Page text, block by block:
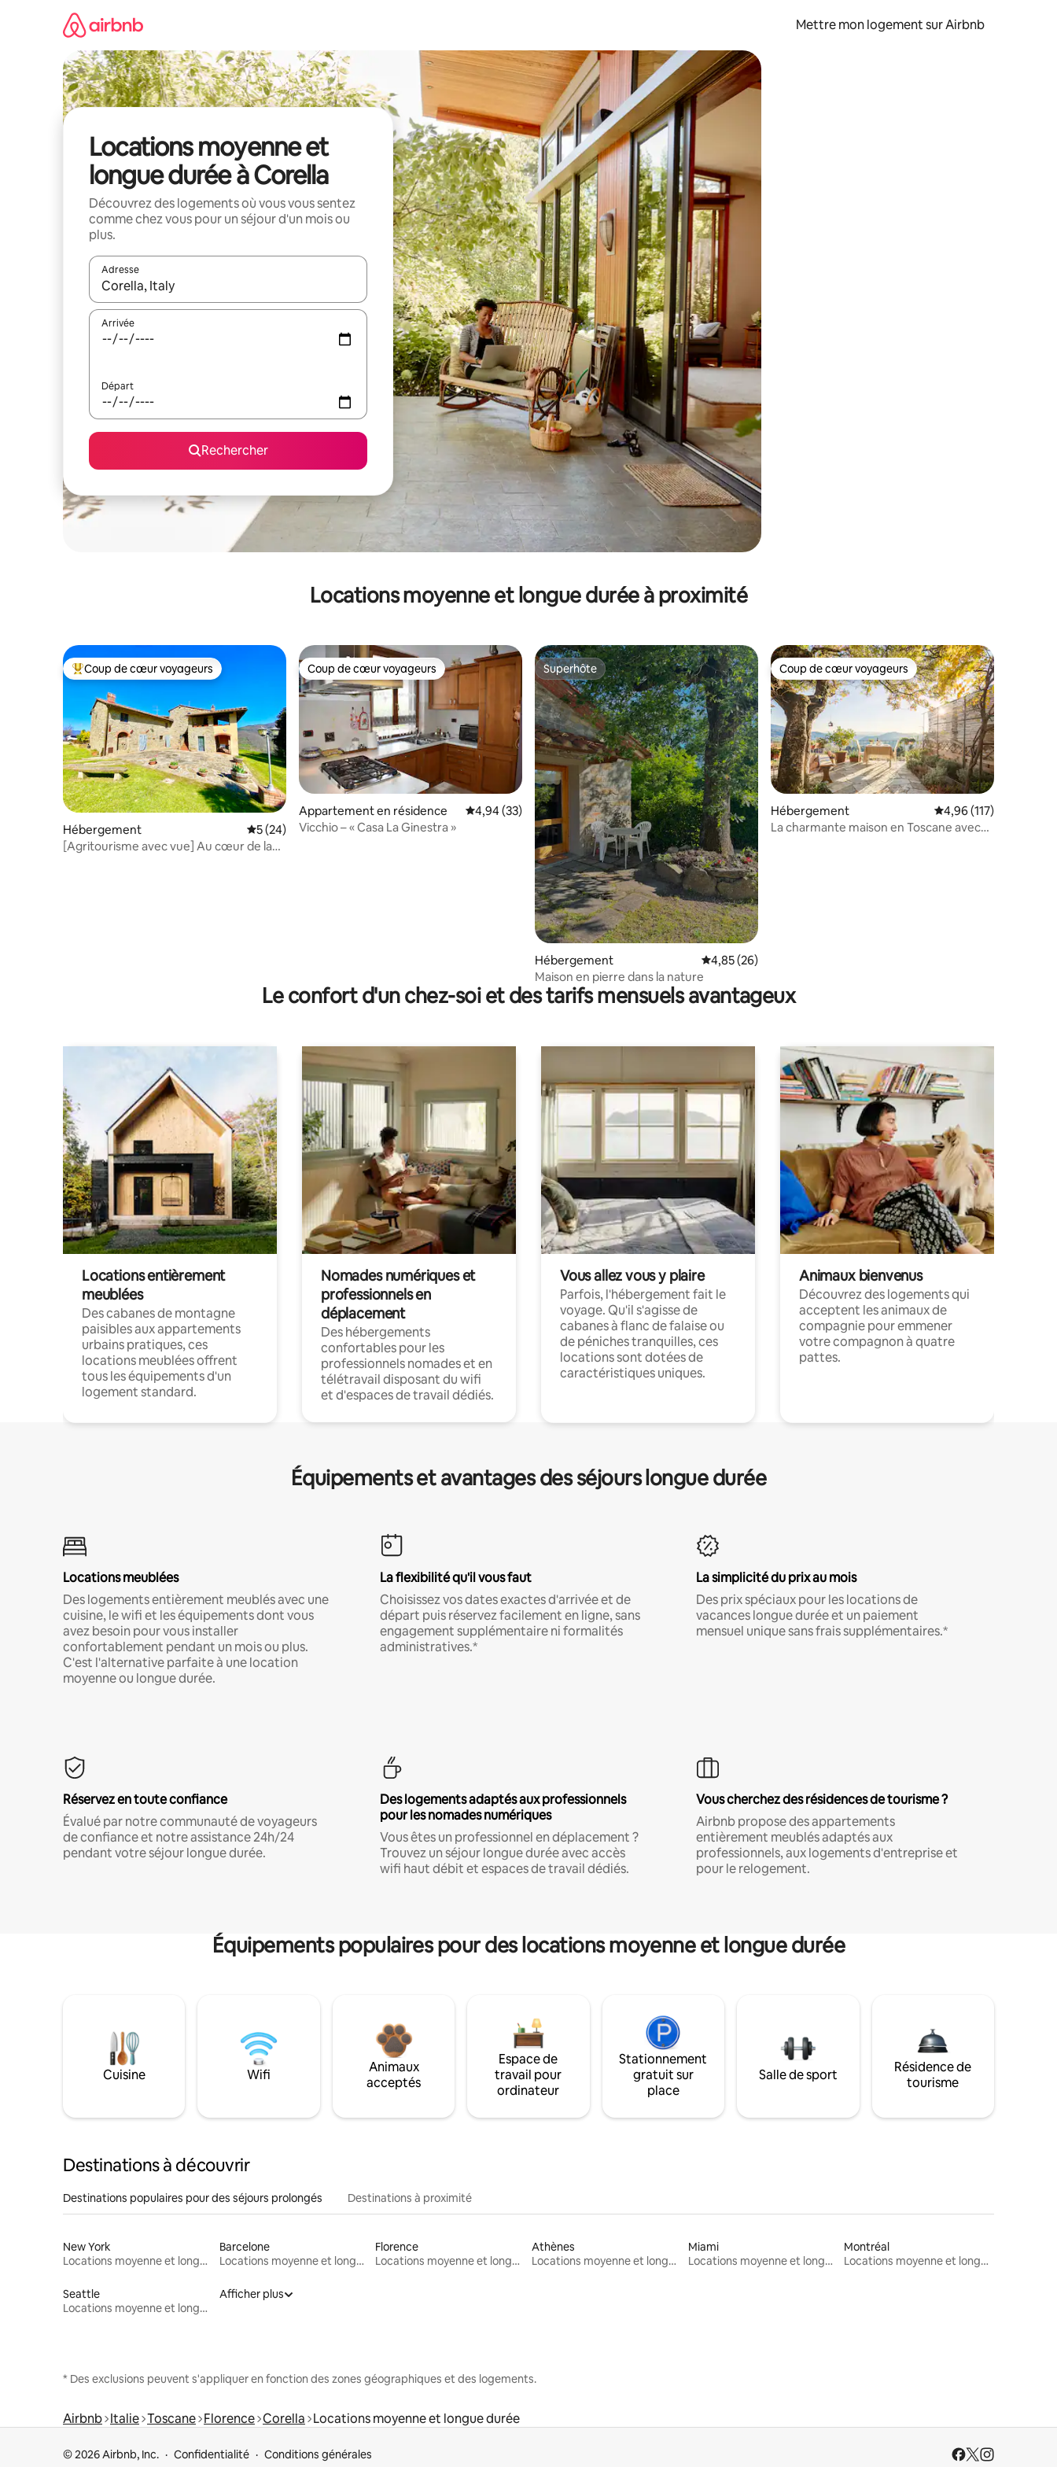
Mettre mon logement sur Airbnb
Locations moyenne et
longue durée à Corella
Découvrez des logements où vous vous sentez
comme chez vous pour un séjour d'un mois ou
plus.
Adresse
Lorsque les résultats s'affichent, utilisez les flèches vers le haut et vers le bas pour les parcourir ou en appuyant et en faisant glisser.
Arrivée
Départ
Rechercher
Locations moyenne et longue durée à proximité
Coups de cœur voyageurs les plus appréciés
Coup de cœur voyageurs
Hébergement Évaluation moyenne sur la base de 24 commentaires : 5 sur 5
5 (24)
[Agritourisme avec vue] Au cœur de la
Coup de cœur voyageurs
Coup de cœur voyageurs
Appartement en résidence Évaluation moyenne sur la base de 33 commentaires : 4,94 sur 5
4,94 (33)
Vicchio – « Casa La Ginestra »
Superhôte
Superhôte
Hébergement Évaluation moyenne sur la base de 26 commentaires : 4,85 sur 5
4,85 (26)
Maison en pierre dans la nature
Coup de cœur voyageurs
Coup de cœur voyageurs
Hébergement Évaluation moyenne
4,96 (117)
La charmante maison en Toscane avec
Le confort d'un chez-soi et des tarifs mensuels avantageux
Locations entièrement
meublées
Des cabanes de montagne
paisibles aux appartements
urbains pratiques, ces
locations meublées offrent
tous les équipements d'un
logement standard.
Nomades numériques et
professionnels en
déplacement
Des hébergements
confortables pour les
professionnels nomades et en
télétravail disposant du wifi
et d'espaces de travail dédiés.
Vous allez vous y plaire
Parfois, l'hébergement fait le
voyage. Qu'il s'agisse de
cabanes à flanc de falaise ou
de péniches tranquilles, ces
locations sont dotées de
caractéristiques uniques.
Animaux bienvenus
Découvrez des logements qui
acceptent les animaux de
compagnie pour emmener
votre compagnon à quatre
pattes.
Équipements et avantages des séjours longue durée
Locations meublées
Des logements entièrement meublés avec une
cuisine, le wifi et les équipements dont vous
avez besoin pour vous installer
confortablement pendant un mois ou plus.
C'est l'alternative parfaite à une location
moyenne ou longue durée.
La flexibilité qu'il vous faut
Choisissez vos dates exactes d'arrivée et de
départ puis réservez facilement en ligne, sans
engagement supplémentaire ni formalités
administratives.*
La simplicité du prix au mois
Des prix spéciaux pour les locations de
vacances longue durée et un paiement
mensuel unique sans frais supplémentaires.*
Réservez en toute confiance
Évalué par notre communauté de voyageurs
de confiance et notre assistance 24h/24
pendant votre séjour longue durée.
Des logements adaptés aux professionnels
pour les nomades numériques
Vous êtes un professionnel en déplacement ?
Trouvez un séjour longue durée avec accès
wifi haut débit et espaces de travail dédiés.
Vous cherchez des résidences de tourisme ?
Airbnb propose des appartements
entièrement meublés adaptés aux
professionnels, aux logements d'entreprise et
pour le relogement.
Équipements populaires pour des locations moyenne et longue durée
Cuisine Wifi
Animaux
acceptés
Espace de
travail pour
ordinateur
Stationnement
gratuit sur
place
Salle de sport
Résidence de
tourisme
Destinations à découvrir
Destinations populaires pour des séjours prolongés Destinations à proximité
New York
Locations moyenne et longue durée
Barcelone
Locations moyenne et longue durée
Florence
Locations moyenne et longue durée
Athènes
Locations moyenne et longue durée
Miami
Locations moyenne et longue durée
Montréal
Locations moyenne et longue durée
Seattle
Locations moyenne et longue durée
Afficher plus
* Des exclusions peuvent s'appliquer en fonction des zones géographiques et des logements.
Airbnb Italie Toscane Florence Corella Locations moyenne et longue durée
© 2026 Airbnb, Inc. Confidentialité Conditions générales